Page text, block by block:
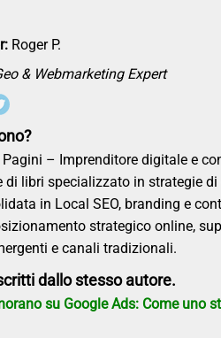
Roger P.
& Webmarketing Expert
Pagini – Imprenditore digitale e
di libri specializzato in strategie
in Local SEO, branding e
strategico online,
e canali tradizionali.
dallo stesso autore.
su Google Ads: Come uno